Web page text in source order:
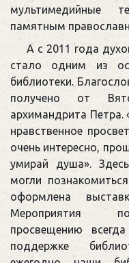
мультимедийные
памятным
А с 2011 года
стало одним из
библиотеки.
получено от
архимандрита
нравственное
очень интересно,
умирай душа».
могли
оформлена
Мероприятия по
просвещению
поддержке